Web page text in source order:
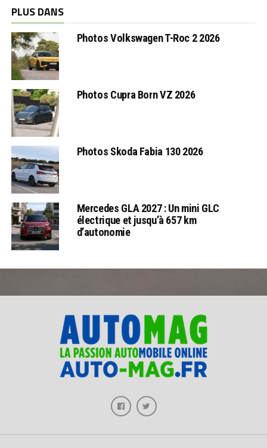
PLUS DANS
Photos Volkswagen T-Roc 2 2026
Photos Cupra Born VZ 2026
Photos Skoda Fabia 130 2026
Mercedes GLA 2027 : Un mini GLC
électrique et jusqu’à 657 km
d’autonomie